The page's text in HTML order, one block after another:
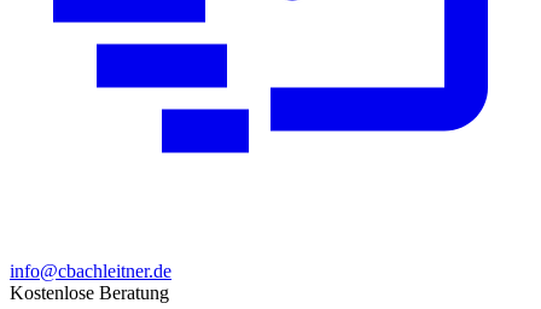
info@cbachleitner.de
Kostenlose Beratung